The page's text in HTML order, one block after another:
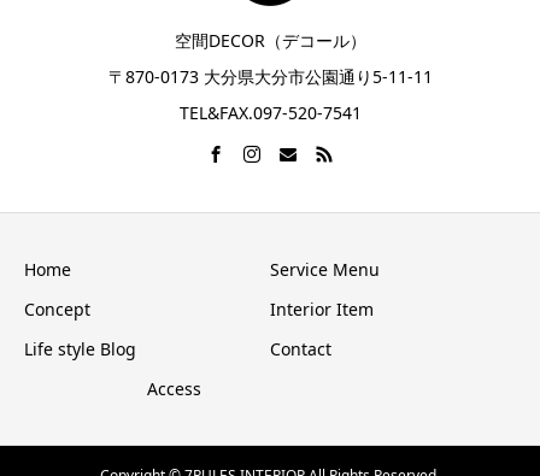
空間DECOR（デコール）
〒870-0173 大分県大分市公園通り5-11-11
TEL&FAX.097-520-7541
Home
Service Menu
Concept
Interior Item
Life style Blog
Contact
Access